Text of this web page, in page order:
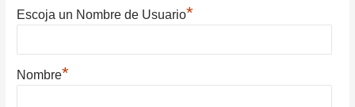
Escoja un Nombre de Usuario*
Nombre*